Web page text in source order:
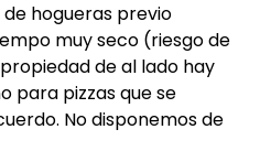
hogueras previo
muy seco (riesgo de
de al lado hay
para pizzas que se
No disponemos de